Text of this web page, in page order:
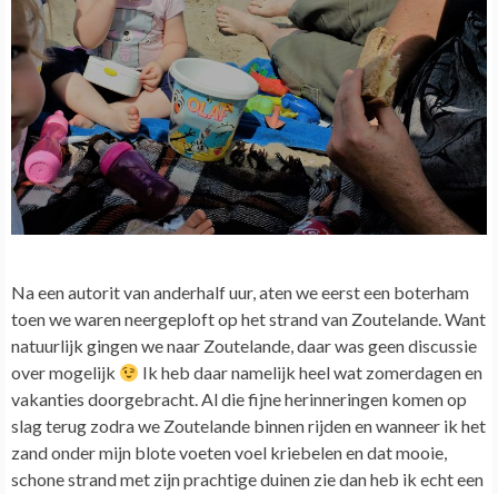
Na een autorit van anderhalf uur, aten we eerst een boterham
toen we waren neergeploft op het strand van Zoutelande. Want
natuurlijk gingen we naar Zoutelande, daar was geen discussie
over mogelijk
Ik heb daar namelijk heel wat zomerdagen en
vakanties doorgebracht. Al die fijne herinneringen komen op
slag terug zodra we Zoutelande binnen rijden en wanneer ik het
zand onder mijn blote voeten voel kriebelen en dat mooie,
schone strand met zijn prachtige duinen zie dan heb ik echt een